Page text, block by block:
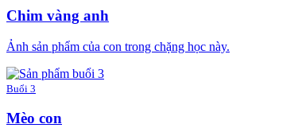
Chim vàng anh
Ảnh sản phẩm của con trong chặng học này.
Buổi 3
Mèo con